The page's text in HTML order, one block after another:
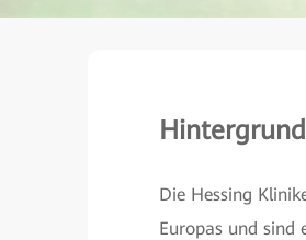
Hintergrund
Die Hessing
Europas und sind